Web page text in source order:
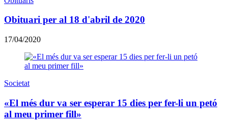
Obituari per al 18 d'abril de 2020
17/04/2020
Societat
«El més dur va ser esperar 15 dies per fer-li un petó
al meu primer fill»